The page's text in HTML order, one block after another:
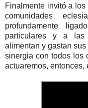
Finalmente invitó a
comunidades
profundamente
particulares y a las
alimentan y gastan
sinergia con todos los
actuaremos, entonces,